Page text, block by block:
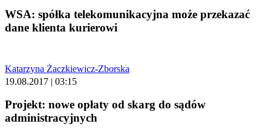
WSA: spółka telekomunikacyjna może przekazać
dane klienta kurierowi
Katarzyna Żaczkiewicz-Zborska
19.08.2017 | 03:15
Projekt: nowe opłaty od skarg do sądów
administracyjnych